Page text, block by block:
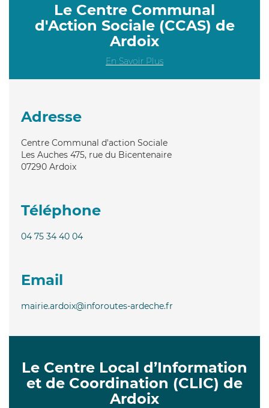
Le Centre Communal
d'Action Sociale (CCAS) de
Ardoix
En Savoir Plus
Adresse
Centre Communal d'action Sociale
Les Auches 475, rue du Bicentenaire
07290 Ardoix
Téléphone
04 75 34 40 04
Email
mairie.ardoix@inforoutes-ardeche.fr
Le Centre Local d’Information
et de Coordination (CLIC) de
Ardoix